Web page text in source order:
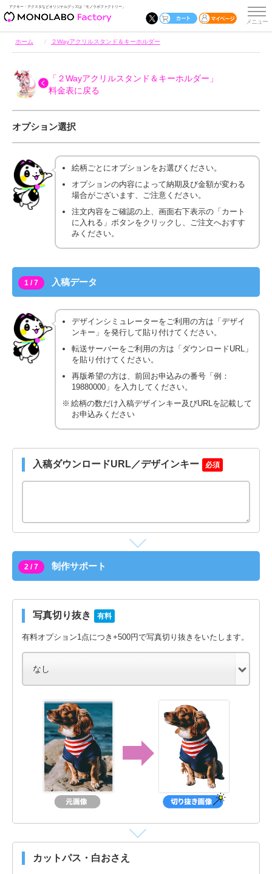
アクキー・アクスタなどオリジナルグッズは「モノラボファクトリー」
ホーム ２Wayアクリルスタンド＆キーホルダー
「２Wayアクリルスタンド＆キーホルダー」
料金表に戻る
オプション選択
絵柄ごとにオプションをお選びください。
オプションの内容によって納期及び金額が変わる
場合がございます、ご注意ください。
注文内容をご確認の上、画面右下表示の「カート
に入れる」ボタンをクリックし、ご注文へおすす
みください。
1 / 7 入稿データ
デザインシミュレーターをご利用の方は「デザイ
ンキー」を発行して貼り付けてください。
転送サーバーをご利用の方は「ダウンロードURL」
を貼り付けてください。
再版希望の方は、前回お申込みの番号「例：
19880000」を入力してください。
絵柄の数だけ入稿デザインキー及びURLを記載して
お申込みください
入稿ダウンロードURL／デザインキー 必須
2 / 7 制作サポート
写真切り抜き 有料
有料オプション1点につき+500円で写真切り抜きをいたします。
カットパス・白おさえ